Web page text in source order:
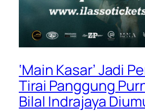
‘Main Kasar’ Jadi
Tirai Panggung
Bilal Indrajaya